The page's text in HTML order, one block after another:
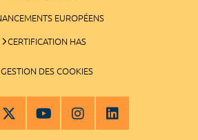
EUROPÉENS
CERTIFICATION HAS
GESTION DES COOKIES